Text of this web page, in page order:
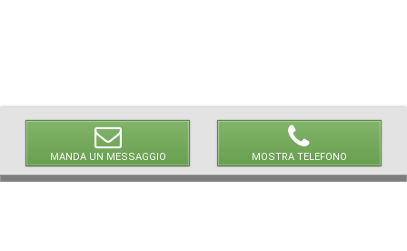
MANDA UN MESSAGGIO MOSTRA TELEFONO